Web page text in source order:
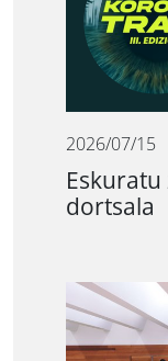
2026/07/15
dortsala